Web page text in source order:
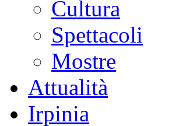
Cultura
Spettacoli
Mostre
Attualità
Irpinia